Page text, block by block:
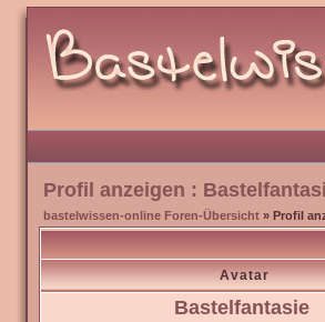
Profil anzeigen :
bastelwissen-online Foren-Übersicht » Profil
Avatar
Bastelfantasie